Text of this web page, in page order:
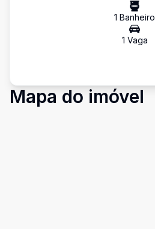
1 Banheiro
1 Vaga
Mapa do imóvel